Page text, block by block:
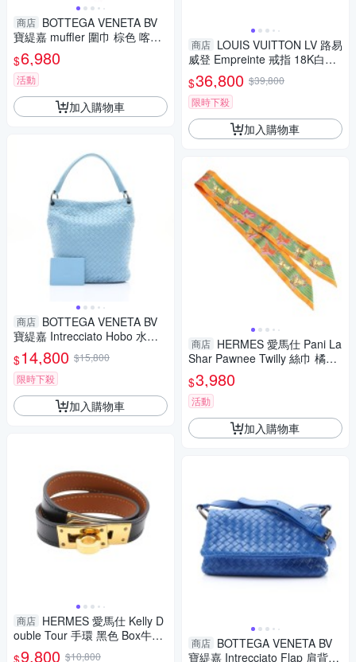
商店 BOTTEGA VENETA BV
寶緹嘉 muffler 圍巾 棕色 喀什
米爾 8037147 【二手名牌BRA
ND OFF】
$6,980
活動
加入購物車
商店 BOTTEGA VENETA BV
寶緹嘉 Intrecciato Hobo 水桶
包 手提包 藍色 編織羊皮 【二
手名牌BRAND OFF】
$14,800 $15,800
限時下殺
加入購物車
商店 HERMES 愛馬仕 Kelly D
ouble Tour 手環 黑色 Box牛皮
Z刻 金釦 【二手名牌BRAND O
9,800 $10,800
商店 LOUIS VUITTON LV 路易
威登 Empreinte 戒指 18K白金
Q0U71F 【二手名牌BRAND O
FF】
$36,800 $39,800
限時下殺
加入購物車
商店 HERMES 愛馬仕 Pani La
Shar Pawnee Twilly 絲巾 橘色/
多色 絲綢 【二手名牌BRAND
OFF】
$3,980
活動
加入購物車
商店 BOTTEGA VENETA BV
寶緹嘉 Intrecciato Flap 肩背包